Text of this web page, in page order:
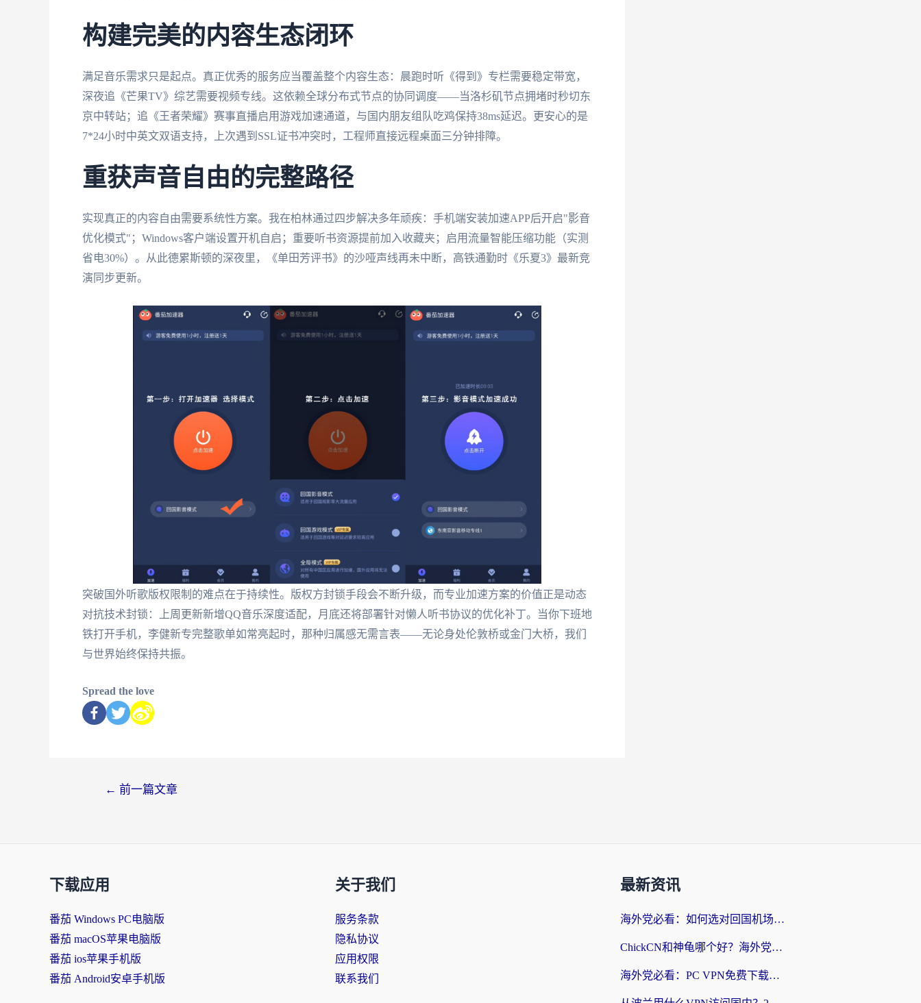
构建完美的内容生态闭环
满足音乐需求只是起点。真正优秀的服务应当覆盖整个内容生态：晨跑时听《得到》专栏需要稳定带宽，
深夜追《芒果TV》综艺需要视频专线。这依赖全球分布式节点的协同调度——当洛杉矶节点拥堵时秒切东
京中转站；追《王者荣耀》赛事直播启用游戏加速通道，与国内朋友组队吃鸡保持38ms延迟。更安心的是
7*24小时中英文双语支持，上次遇到SSL证书冲突时，工程师直接远程桌面三分钟排障。
重获声音自由的完整路径
实现真正的内容自由需要系统性方案。我在柏林通过四步解决多年顽疾：手机端安装加速APP后开启"影音
优化模式"；Windows客户端设置开机自启；重要听书资源提前加入收藏夹；启用流量智能压缩功能（实测
省电30%）。从此德累斯顿的深夜里，《单田芳评书》的沙哑声线再未中断，高铁通勤时《乐夏3》最新竞
演同步更新。
突破国外听歌版权限制的难点在于持续性。版权方封锁手段会不断升级，而专业加速方案的价值正是动态
对抗技术封锁：上周更新新增QQ音乐深度适配，月底还将部署针对懒人听书协议的优化补丁。当你下班地
铁打开手机，李健新专完整歌单如常亮起时，那种归属感无需言表——无论身处伦敦桥或金门大桥，我们
与世界始终保持共振。
Spread the love
← 前一篇文章
下载应用
番茄 Windows PC电脑版
番茄 macOS苹果电脑版
番茄 ios苹果手机版
番茄 Android安卓手机版
关于我们
服务条款
隐私协议
应用权限
联系我们
最新资讯
海外党必看：如何选对回国机场ssr？3步解决国内资源访问难题
ChickCN和神龟哪个好？海外党亲测回国加速器的实用攻略
海外党必看：PC VPN免费下载？别踩坑！3步选对回国加速器无缝刷国内资源